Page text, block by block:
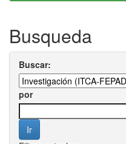
Busqueda
Buscar:
por